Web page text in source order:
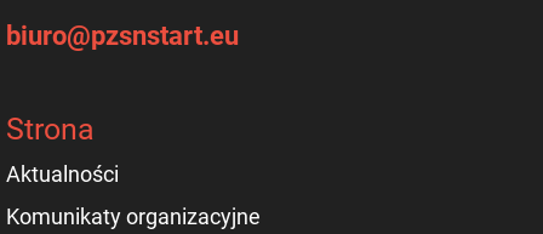
biuro@pzsnstart.eu
Strona
Aktualności
Komunikaty organizacyjne